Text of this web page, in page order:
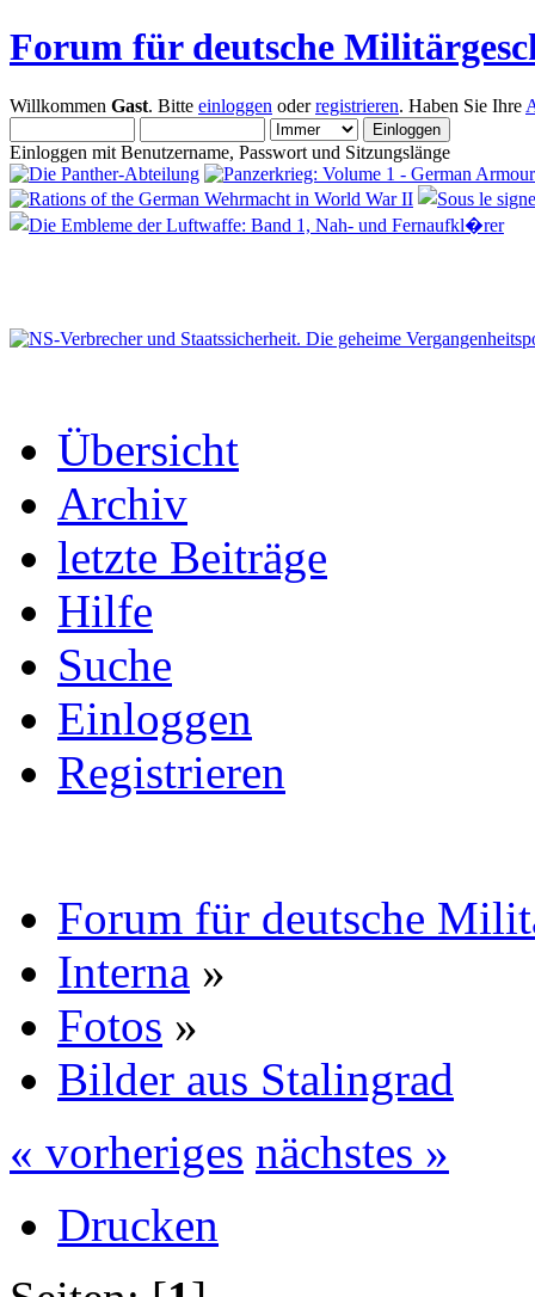
Forum für deutsche
Willkommen Gast. Bitte einloggen oderregistrieren. Haben Sie Ihre
Einloggen mit Benutzername, Passwort und Sitzungslänge
Übersicht
Archiv
letzte Beiträge
Hilfe
Suche
Einloggen
Registrieren
Forum für deutsche
Interna »
Fotos »
Bilder aus Stalingrad
« vorheriges nächstes »
Drucken